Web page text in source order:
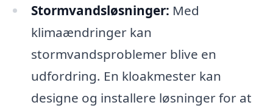
Stormvandsløsninger: Med
klimaændringer kan
stormvandsproblemer blive en
udfordring. En kloakmester kan
designe og installere løsninger for at